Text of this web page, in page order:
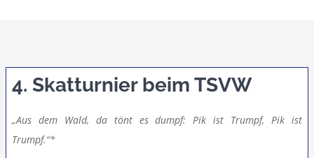
Sportangebote
Aktuelles
4. Skatturnier beim TSVW
„Aus dem Wald, da tönt es dumpf: Pik ist Trumpf, Pik ist
Trumpf.“*